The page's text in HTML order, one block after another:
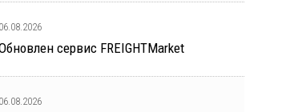
06.08.2026
сервис FREIGHTMarket
06.08.2026